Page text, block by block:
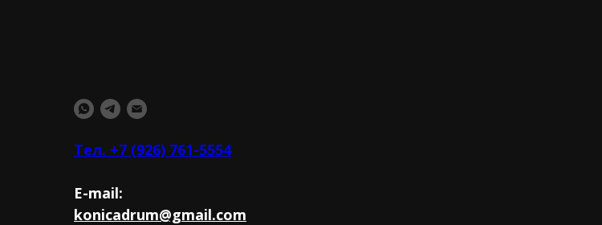
Тел. +7 (926) 761-5554
E-mail:
konicadrum@gmail.com